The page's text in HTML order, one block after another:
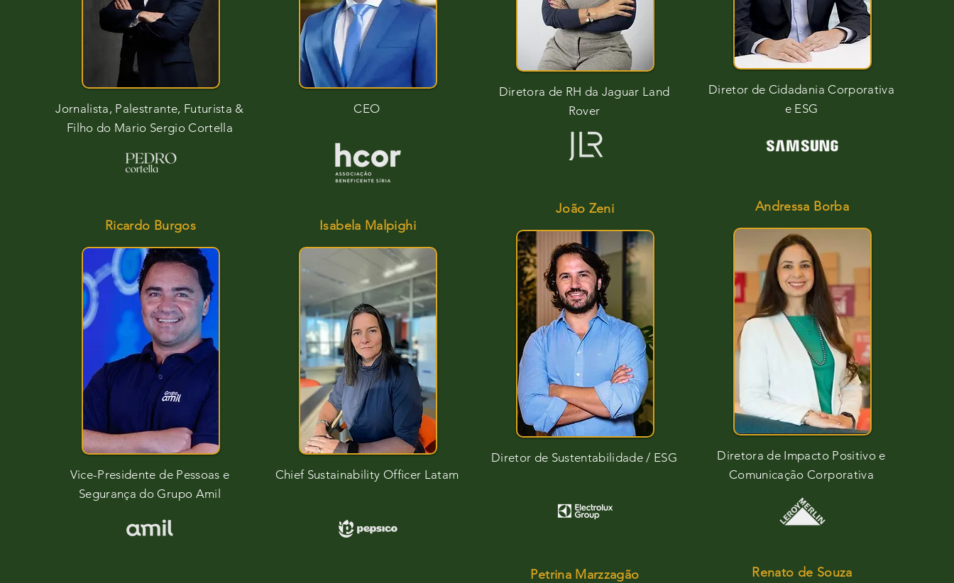
Alessandro Thuller
Diretor de Compliance
Alessandro Thuller Alessandro Thuller
Jornalista, Palestrante, Futurista &
Filho do Mario Sergio Cortella
Ricardo Burgos
Vice-Presidente de Pessoas e
Segurança do Grupo Amil
CEO
Isabela Malpighi
Chief Sustainability Officer Latam
Diretora de RH da Jaguar Land
Rover
João Zeni
Diretor de Sustentabilidade / ESG
Petrina Marzzagão
Diretor de Cidadania Corporativa
e ESG
Andressa Borba
Diretora de Impacto Positivo e
Comunicação Corporativa
Renato de Souza